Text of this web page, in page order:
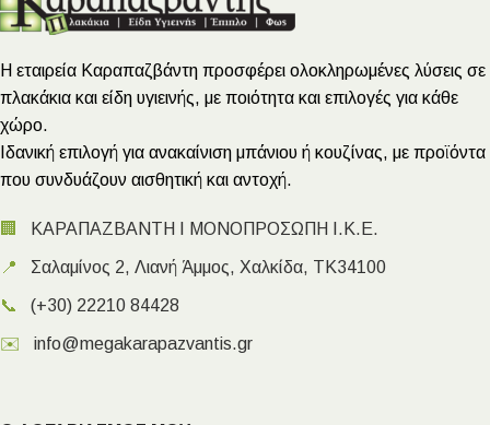
Η εταιρεία Καραπαζβάντη προσφέρει ολοκληρωμένες λύσεις σε
πλακάκια και είδη υγιεινής, με ποιότητα και επιλογές για κάθε
χώρο.
Ιδανική επιλογή για ανακαίνιση μπάνιου ή κουζίνας, με προϊόντα
που συνδυάζουν αισθητική και αντοχή.
🏢 ΚΑΡΑΠΑΖΒΑΝΤΗ Ι ΜΟΝΟΠΡΟΣΩΠΗ Ι.Κ.Ε.
📍 Σαλαμίνος 2, Λιανή Άμμος, Χαλκίδα, ΤΚ34100
📞 (+30) 22210 84428
✉️ info@megakarapazvantis.gr